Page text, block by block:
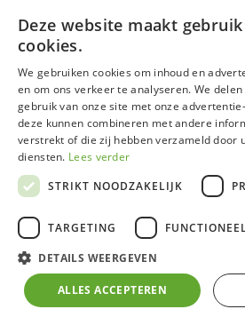
De serre voor beginners
vanglastuinbouw om planten te
voor in de landbouw, maar ook
tuinieren kan een serre plaatsen.
Serres bieden veel mogelijkheden
Dankzij de warme
de serre start jevroeger met
najaar.
Voorzaaienin de serre kan al
Deze website maakt
cookies.
We gebruiken cookies om inhoud en
en om ons verkeer te analyseren. We
gebruik van onze site met onze
deze kunnen combineren met andere
verstrekt of die zij hebben verzameld door
diensten. Lees verder
STRIKT NOODZAKELIJK
TARGETING
DETAILS WEERGEVEN
ALLES ACCEPTEREN